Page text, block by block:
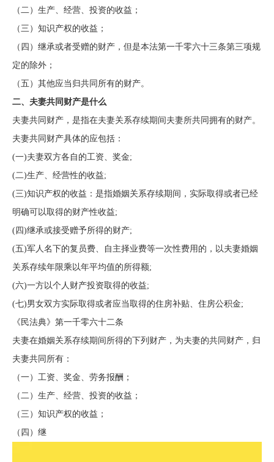
（二）生产、经营、投资的收益；
（三）知识产权的收益；
（四）继承或者受赠的财产，但是本法第一千零六十三条第三项规
定的除外；
（五）其他应当归共同所有的财产。
二、夫妻共同财产是什么
夫妻共同财产，是指在夫妻关系存续期间夫妻所共同拥有的财产。
夫妻共同财产具体的应包括：
(一)夫妻双方各自的工资、奖金;
(二)生产、经营性的收益;
(三)知识产权的收益：是指婚姻关系存续期间，实际取得或者已经
明确可以取得的财产性收益;
(四)继承或接受赠予所得的财产;
(五)军人名下的复员费、自主择业费等一次性费用的，以夫妻婚姻
关系存续年限乘以年平均值的所得额;
(六)一方以个人财产投资取得的收益;
(七)男女双方实际取得或者应当取得的住房补贴、住房公积金;
《民法典》第一千零六十二条
夫妻在婚姻关系存续期间所得的下列财产，为夫妻的共同财产，归
夫妻共同所有：
（一）工资、奖金、劳务报酬；
（二）生产、经营、投资的收益；
（三）知识产权的收益；
（四）继